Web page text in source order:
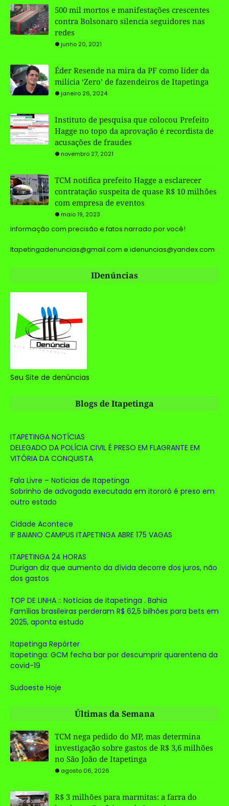
500 mil mortos e manifestações crescentes
contra Bolsonaro silencia seguidores nas
redes
junho 20, 2021
Éder Resende na mira da PF como líder da
milícia ‘Zero’ de fazendeiros de Itapetinga
janeiro 26, 2024
Instituto de pesquisa que colocou Prefeito
Hagge no topo da aprovação é recordista de
acusações de fraudes
novembro 27, 2021
TCM notifica prefeito Hagge a esclarecer
contratação suspeita de quase R$ 10 milhões
com empresa de eventos
maio 19, 2023
Informação com precisão e fatos narrado por você!
Itapetingadenuncias@gmail.com e idenuncias@yandex.com
IDenúncias
Seu Site de denúncias
Blogs de Itapetinga
ITAPETINGA NOTÍCIAS
DELEGADO DA POLÍCIA CIVIL É PRESO EM FLAGRANTE EM
VITÓRIA DA CONQUISTA
Fala Livre – Noticias de Itapetinga
Sobrinho de advogada executada em itororó é preso em
outro estado
Cidade Acontece
IF BAIANO CAMPUS ITAPETINGA ABRE 175 VAGAS
ITAPETINGA 24 HORAS
Durigan diz que aumento da dívida decorre dos juros, não
dos gastos
TOP DE LINHA :: Notícias de Itapetinga . Bahia
Famílias brasileiras perderam R$ 62,5 bilhões para bets em
2025, aponta estudo
Itapetinga Repórter
Itapetinga: GCM fecha bar por descumprir quarentena da
covid-19
Sudoeste Hoje
Últimas da Semana
TCM nega pedido do MP, mas determina
investigação sobre gastos de R$ 3,6 milhões
no São João de Itapetinga
agosto 06, 2026
R$ 3 milhões para marmitas: a farra do